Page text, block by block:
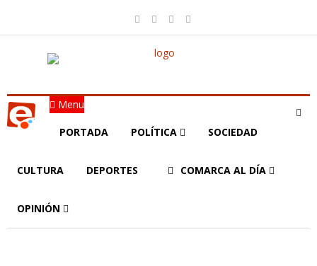
Menu
PORTADA POLÍTICA SOCIEDAD
CULTURA DEPORTES COMARCA AL DÍA
OPINIÓN